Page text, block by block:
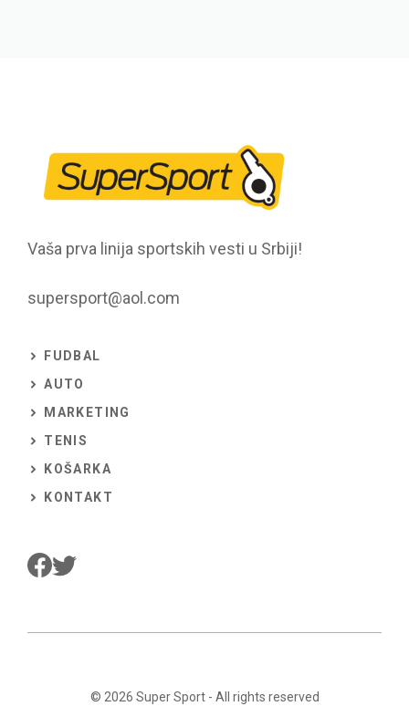
Vaša prva linija sportskih vesti u Srbiji!
supersport@aol.com
FUDBAL
AUTO
MARKETING
TENIS
KOŠARKA
KONTAKT
© 2026 Super Sport- All rights reserved